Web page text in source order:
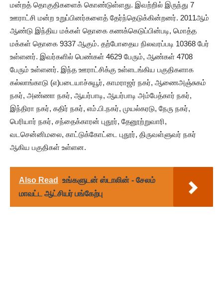
மன்றத் தொகுதிகளைக் கொண்டுள்ளது. இவற்றில் இருந்து 7
ஊராட்சி மன்ற உறுப்பினர்களைத் தேர்ந்தெடுக்கின்றனர். 2011ஆம்
ஆண்டு இந்திய மக்கள் தொகை கணக்கெடுப்பின்படி, மொத்த
மக்கள் தொகை 9337 ஆகும். தற்போதைய நிலவரப்படி 10368 பேர்
உள்ளனர். இவர்களில் பெண்கள் 4629 பேரும், ஆண்கள் 4708
பேரும் உள்ளனர். இந்த ஊராட்சிக்கு உள்ளடங்கிய பகுதிகளாக
கல்லாங்காடு (எ)படையாச்சுயூர், காமராஜர் நகர், ஆணைஅஞ்சுகம்
நகர், அண்ணா நகர், ஆயர்பாடி, ஆயர்பாடி அம்பேத்கார் நகர்,
இந்திரா நகர், கதிர் நகர், எம்.பி.நகர், முயல்கரடு, நேரு நகர்,
பெரியார் நகர், சந்தைக்காரன் புதூர், தேனூற்றுவாரி,
வடசென்னிமலை, காட்டுக்கோட்டை புதூர், திருவள்ளுவர் நகர்
ஆகிய பகுதிகள் உள்ளன.
Also Read
உங்களுடன் ஸ்டாலின் - சேலம்
மாவட்ட ஆட்சியர் பங்கேற்பு